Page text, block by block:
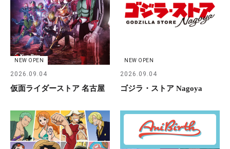
NEW OPEN
2026.09.04
仮面ライダーストア 名古屋
NEW OPEN
2026.09.04
ゴジラ・ストア Nagoya